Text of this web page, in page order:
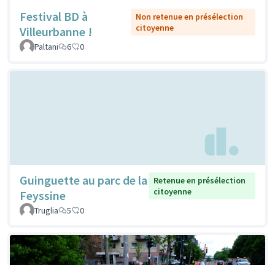
Festival BD à
Villeurbanne !
Non retenue en présélection
citoyenne
Paltani
6 0
Guinguette au parc de la
Feyssine
Retenue en présélection
citoyenne
Truglia
5 0